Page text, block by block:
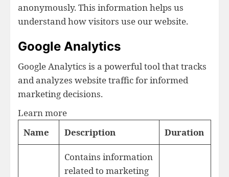
anonymously. This information helps us
understand how visitors use our website.
Google Analytics
Google Analytics is a powerful tool that tracks
and analyzes website traffic for informed
marketing decisions.
Learn more
Name
Description Duration
Contains information
related to marketing